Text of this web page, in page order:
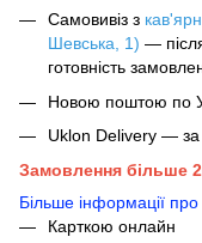
Самовивіз з
Шевська, 1) —
готовність
Новою поштою по
Uklon Delivery — за
Замовлення більше
Більше інформації про
Карткою онлайн